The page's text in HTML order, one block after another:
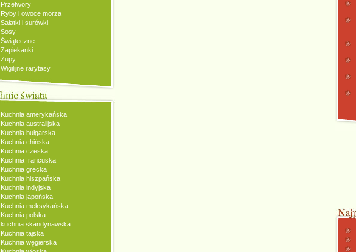
Przetwory
Ryby i owoce morza
Sałatki i surówki
Sosy
Świąteczne
Zapiekanki
Zupy
Wigilijne rarytasy
Kuchnia amerykańska
Kuchnia australijska
Kuchnia bułgarska
Kuchnia chińska
Kuchnia czeska
Kuchnia francuska
Kuchnia grecka
Kuchnia hiszpańska
Kuchnia indyjska
Kuchnia japońska
Kuchnia meksykańska
Kuchnia polska
kuchnia skandynawska
Kuchnia tajska
Kuchnia węgierska